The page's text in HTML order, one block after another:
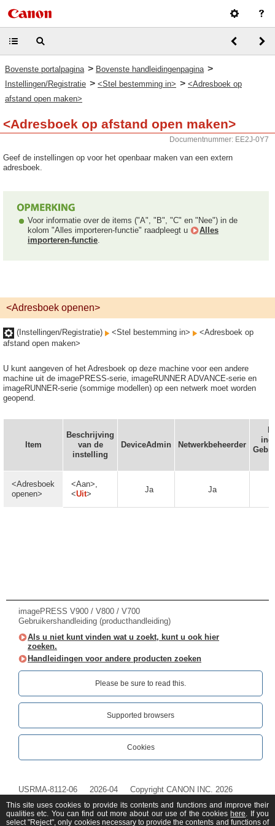
Bovenste portalpagina > Bovenste handleidingenpagina >
Instellingen/Registratie > <Stel bestemming in> > <Adresboek op
afstand open maken>
<Adresboek op afstand open maken>
Documentnummer: EE2J-0Y7
Geef de instellingen op voor het openbaar maken van een extern
adresboek.
Voor informatie over de items ("A", "B", "C" en "Nee") in de
kolom "Alles importeren-functie" raadpleegt u
Alles
importeren-functie.
<Adresboek openen>
(Instellingen/Registratie) <Stel bestemming in>
<Adresboek op
afstand open maken>
U kunt aangeven of het Adresboek op deze machine voor een andere
machine uit de imagePRESS-serie, imageRUNNER ADVANCE-serie en
imageRUNNER-serie (sommige modellen) op een netwerk moet worden
geopend.
Item
Beschrijving
van de
instelling
DeviceAdmin Netwerkbeheerder
<Adresboek
openen>
<Aan>,
<Uit> Ja Ja
imagePRESS V900 / V800 / V700
Gebruikershandleiding (producthandleiding)
Als u niet kunt vinden wat u zoekt, kunt u ook hier
zoeken.
Handleidingen voor andere producten zoeken
Please be sure to read this.‎
Supported browsers
Cookies
USRMA-8112-06 2026-04 Copyright CANON INC. 2026
This site uses cookies to provide its contents and functions and improve their
qualities etc. You can find out more about our use of the cookies here. If you
select "Reject", only cookies necessary to provide the contents and functions of